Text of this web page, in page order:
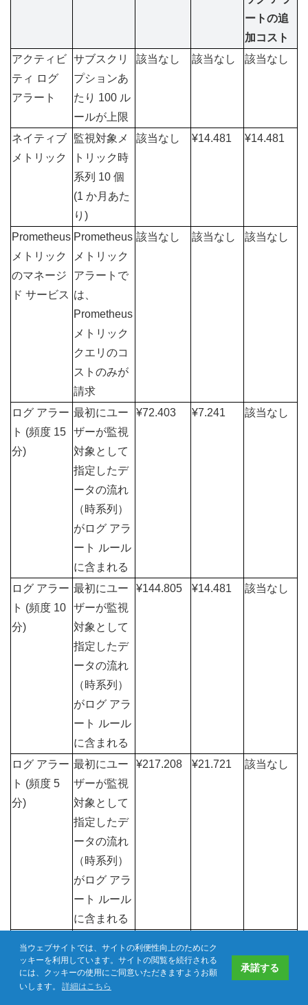
ートの追
加コスト
アクティビ
ティ ログ
アラート
サブスクリ
プションあ
たり 100 ル
ールが上限
該当なし 該当なし 該当なし
ネイティブ
メトリック
監視対象メ
トリック時
系列 10 個
(1 か月あた
り)
該当なし ¥14.481 ¥14.481
Prometheus
メトリック
のマネージ
ド サービス
Prometheus
メトリック
アラートで
は、
Prometheus
メトリック
クエリのコ
ストのみが
請求
該当なし 該当なし 該当なし
ログ アラー
ト (頻度 15
分)
最初にユー
ザーが監視
対象として
指定したデ
ータの流れ
（時系列）
がログ アラ
ート ルール
に含まれる
¥72.403 ¥7.241 該当なし
ログ アラー
ト (頻度 10
分)
最初にユー
ザーが監視
対象として
指定したデ
ータの流れ
（時系列）
がログ アラ
ート ルール
に含まれる
¥144.805 ¥14.481 該当なし
ログ アラー
ト (頻度 5
分)
最初にユー
ザーが監視
対象として
指定したデ
ータの流れ
（時系列）
がログ アラ
ート ルール
に含まれる
¥217.208 ¥21.721 該当なし
ト (頻度 1
分)
ザーが監視
対象として
よくある質問 お問い合わせ
当ウェブサイトでは、サイトの利便性向上のためにク
ッキーを利用しています。サイトの閲覧を続行される
には、クッキーの使用にご同意いただきますようお願
いします。
詳細はこちら
承諾する